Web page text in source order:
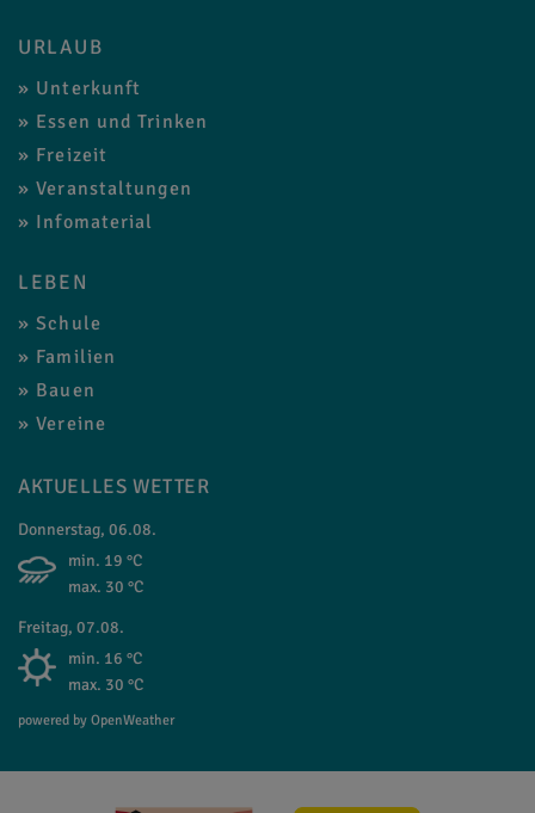
URLAUB
Unterkunft
Essen und Trinken
Freizeit
Veranstaltungen
Infomaterial
LEBEN
Schule
Familien
Bauen
Vereine
AKTUELLES WETTER
Donnerstag, 06.08.
min. 19 °C
max. 30 °C
Freitag, 07.08.
min. 16 °C
max. 30 °C
powered by OpenWeather